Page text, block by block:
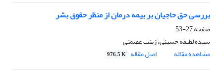
بررسی حق حاجیان بر بیمه درمان از منظر حقوق بشر
صفحه27-53
سیده لطیفه حسینی، زینب عصمتی
مشاهده مقاله
اصل مقاله 976.5 K